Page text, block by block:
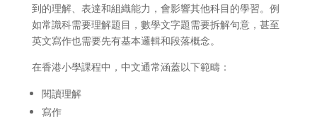
到的理解、表達和組織能力，會影響其他科目的學習。例
如常識科需要理解題目，數學文字題需要拆解句意，甚至
英文寫作也需要先有基本邏輯和段落概念。
在香港小學課程中，中文通常涵蓋以下範疇：
閱讀理解
寫作